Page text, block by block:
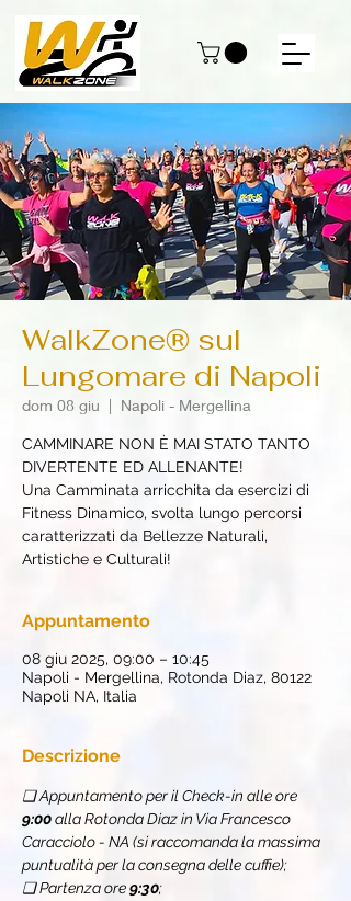
WalkZone® sul
Lungomare di Napoli
dom 08 giu
  |
Napoli - Mergellina
CAMMINARE NON È MAI STATO TANTO
DIVERTENTE ED ALLENANTE!
Una Camminata arricchita da esercizi di
Fitness Dinamico, svolta lungo percorsi
caratterizzati da Bellezze Naturali,
Artistiche e Culturali!
Appuntamento
08 giu 2025, 09:00 – 10:45
Napoli - Mergellina, Rotonda Diaz, 80122
Napoli NA, Italia
Descrizione
❏ Appuntamento per il Check-in alle ore
9:00 alla Rotonda Diaz in Via Francesco
Caracciolo - NA (si raccomanda la massima
puntualità per la consegna delle cuffie);
❏ Partenza ore 9:30;